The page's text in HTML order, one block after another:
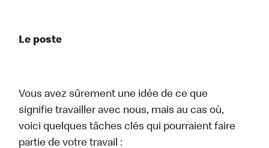
Le poste
Vous avez sûrement une idée de ce que
signifie travailler avec nous, mais au cas où,
voici quelques tâches clés qui pourraient faire
partie de votre travail :